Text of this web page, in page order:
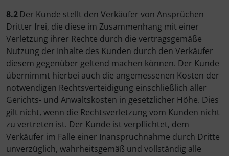
8.2Der Kunde stellt den Verkäufer von Ansprüchen
Dritter frei, die diese im Zusammenhang mit einer
Verletzung ihrer Rechte durch die vertragsgemäße
Nutzung der Inhalte des Kunden durch den Verkäufer
diesem gegenüber geltend machen können. Der Kunde
übernimmt hierbei auch die angemessenen Kosten der
notwendigen Rechtsverteidigung einschließlich aller
Gerichts- und Anwaltskosten in gesetzlicher Höhe. Dies
gilt nicht, wenn die Rechtsverletzung vom Kunden nicht
zu vertreten ist. Der Kunde ist verpflichtet, dem
Verkäufer im Falle einer Inanspruchnahme durch Dritte
unverzüglich, wahrheitsgemäß und vollständig alle